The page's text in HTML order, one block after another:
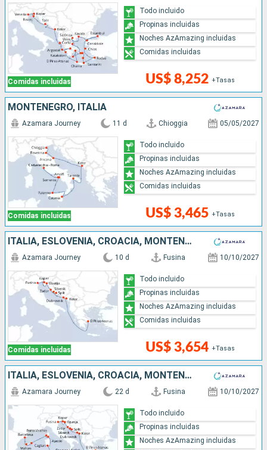
Comidas incluidas US$ 8,252 +Tasas
Todo incluido
Propinas incluidas
Noches AzAmazing incluidas
Comidas incluidas
MONTENEGRO, ITALIA
Comidas incluidas
Azamara Journey 11 d Chioggia 05/05/2027
US$ 3,465 +Tasas
Todo incluido
Propinas incluidas
Noches AzAmazing incluidas
Comidas incluidas
ITALIA, ESLOVENIA, CROACIA, MONTENEGRO, GRECIA
Comidas incluidas
Azamara Journey 10 d Fusina 10/10/2027
US$ 3,654 +Tasas
Todo incluido
Propinas incluidas
Noches AzAmazing incluidas
Comidas incluidas
ITALIA, ESLOVENIA, CROACIA, MONTENEGRO, GRECIA, MALTA, TÚNEZ, FRANCIA, ESPAÑA
Azamara Journey 22 d Fusina 10/10/2027
Todo incluido
Propinas incluidas
Noches AzAmazing incluidas